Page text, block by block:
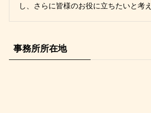
し、さらに皆様のお役に立ちたいと考
事務所所在地